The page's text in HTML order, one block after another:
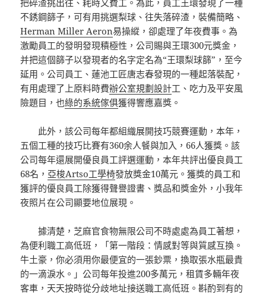
把碎渣挑出往、耗時又費工。為此，員工王環發現了一種
不銹鋼篩子，可有用挑選梨球、往失落碎渣，裝備簡略、
Herman Miller Aeron易操縱，卻處理了年夜費事。為
激勵員工的發明發現積極性，公司賜與王環300元獎金，
并把這個篩子以發現者的名字定名為“王環梨球篩”，至今
延用。公司員工、蓮池工匠唐志春發現的一種起落裝配，
有用處理了上原料時費辦公室規劃設計工、吃力及平安風
險題目，也綠的系統傢俱獲得響應嘉獎。
此外，該公司每年都組織展開技巧競賽運動，本年，
五個工種的技巧比賽有360余人餐與加入，66人獲獎。該
公司每年還展開優良員工評選運動，本年共評出優良員工
68名， 亞梭Artso工學椅發放獎金10萬元。獲獎的員工和
獲評的優良員工除獲得聲譽證書、獎品和獎金外，小我年
夜照片在公司顯要地位展現。
據清楚，芝麻官食物無限公司不時處處為員工著想，
為便利職工高低班，「第一階段：情感對等與質感互換。
牛土豪，你必須用你最便宜的一張鈔票，換取張水瓶最貴
的一滴淚水。」公司每年投進200多萬元，租賃多輛年夜
客車，天天按時從分歧地址接送職工高低班。斟酌到有的